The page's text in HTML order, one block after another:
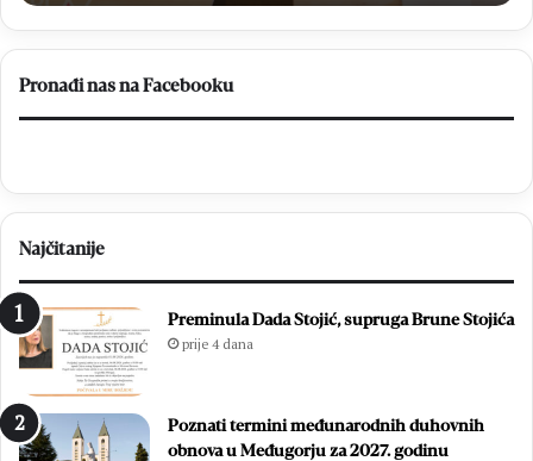
Pronađi nas na Facebooku
Najčitanije
Preminula Dada Stojić, supruga Brune Stojića
prije 4 dana
Poznati termini međunarodnih duhovnih
obnova u Međugorju za 2027. godinu